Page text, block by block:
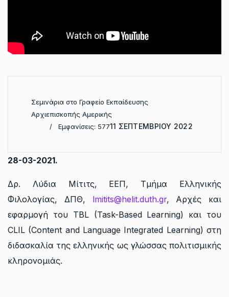
Σεμινάρια στο Γραφείο Εκπαίδευσης
Αρχιεπισκοπής Αμερικής
11 ΣΕΠΤΕΜΒΡΊΟΥ 2022
Εμφανίσεις: 577
28-03-2021.
Δρ. Λύδια Μίτιτς, ΕΕΠ, Τμήμα Ελληνικής
Φιλολογίας, ΔΠΘ, lmitits@helit.duth.gr, Αρχές και
εφαρμογή του TBL (Task-Based Learning) και του
CLIL (Content and Language Integrated Learning) στη
διδασκαλία της ελληνικής ως γλώσσας πολιτισμικής
κληρονομιάς.